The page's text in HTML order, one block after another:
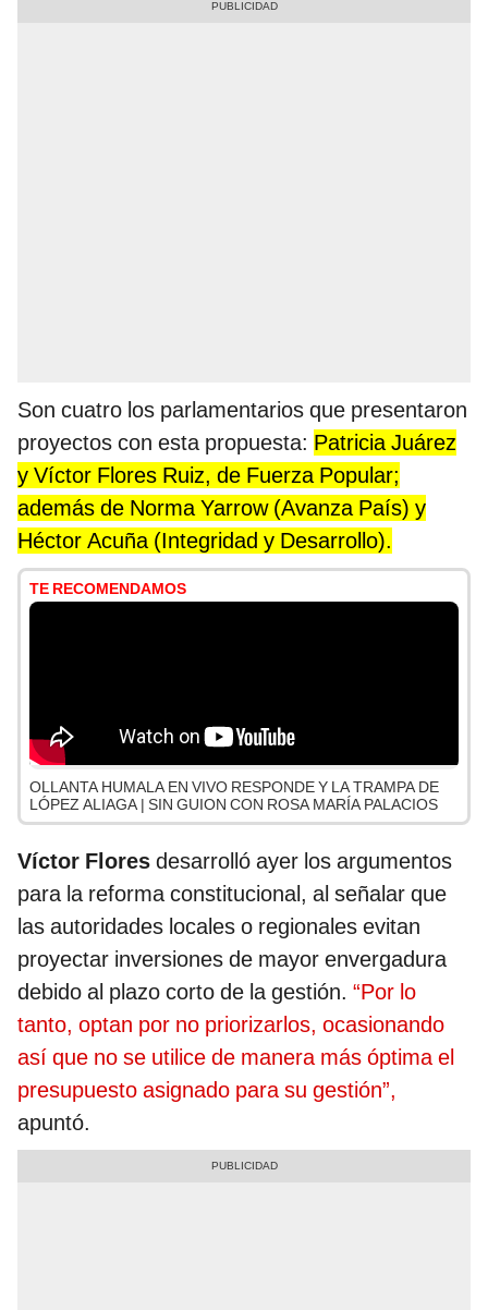
Son cuatro los parlamentarios que presentaron
proyectos con esta propuesta: Patricia Juárez
y Víctor Flores Ruiz, de Fuerza Popular;
además de Norma Yarrow (Avanza País) y
Héctor Acuña (Integridad y Desarrollo).
TE RECOMENDAMOS
OLLANTA HUMALA EN VIVO RESPONDE Y LA TRAMPA DE
LÓPEZ ALIAGA | SIN GUION CON ROSA MARÍA PALACIOS
Víctor Flores desarrolló ayer los argumentos
para la reforma constitucional, al señalar que
las autoridades locales o regionales evitan
proyectar inversiones de mayor envergadura
debido al plazo corto de la gestión. “Por lo
tanto, optan por no priorizarlos, ocasionando
así que no se utilice de manera más óptima el
presupuesto asignado para su gestión”,
apuntó.